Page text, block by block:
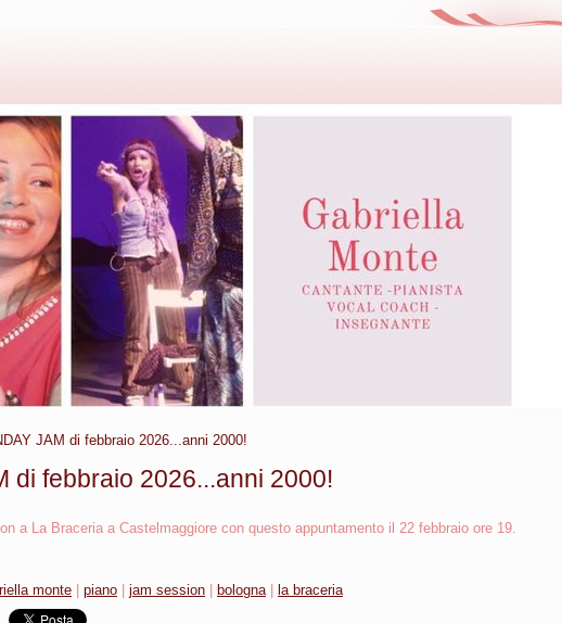
JAM di febbraio 2026...anni 2000!
di febbraio 2026...anni 2000!
a La Braceria a Castelmaggiore con questo appuntamento il 22 febbraio ore 19.
monte piano jam session bologna la braceria